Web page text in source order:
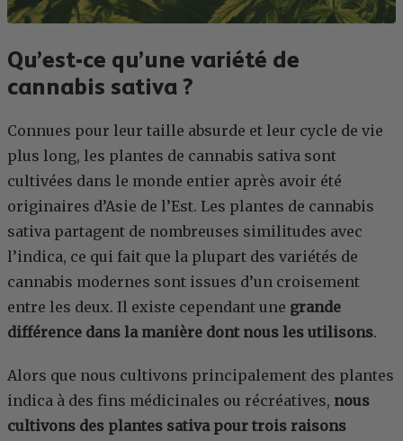
Qu’est-ce qu’une variété de
cannabis sativa ?
Connues pour leur taille absurde et leur cycle de vie
plus long, les plantes de cannabis sativa sont
cultivées dans le monde entier après avoir été
originaires d’Asie de l’Est. Les plantes de cannabis
sativa partagent de nombreuses similitudes avec
l’indica, ce qui fait que la plupart des variétés de
cannabis modernes sont issues d’un croisement
entre les deux. Il existe cependant une grande
différence dans la manière dont nous les utilisons.
Alors que nous cultivons principalement des plantes
indica à des fins médicinales ou récréatives, nous
cultivons des plantes sativa pour trois raisons